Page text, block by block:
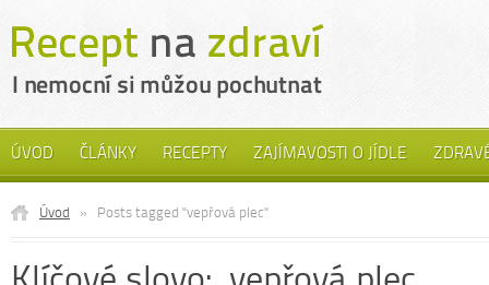
ÚVOD ČLÁNKY RECEPTY ZAJÍMAVOSTI O JÍDLE
Úvod » Posts tagged "vepřová plec"